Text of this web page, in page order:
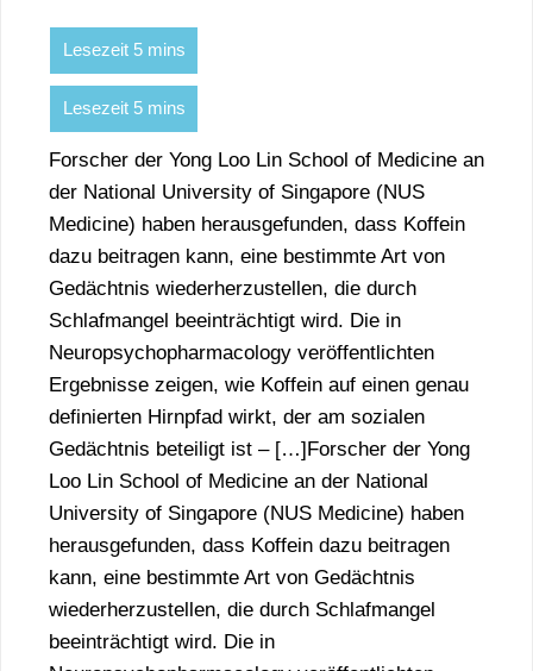
Forscher der Yong Loo Lin School of Medicine an
der National University of Singapore (NUS
Medicine) haben herausgefunden, dass Koffein
dazu beitragen kann, eine bestimmte Art von
Gedächtnis wiederherzustellen, die durch
Schlafmangel beeinträchtigt wird. Die in
Neuropsychopharmacology veröffentlichten
Ergebnisse zeigen, wie Koffein auf einen genau
definierten Hirnpfad wirkt, der am sozialen
Gedächtnis beteiligt ist – […]Forscher der Yong
Loo Lin School of Medicine an der National
University of Singapore (NUS Medicine) haben
herausgefunden, dass Koffein dazu beitragen
kann, eine bestimmte Art von Gedächtnis
wiederherzustellen, die durch Schlafmangel
beeinträchtigt wird. Die in